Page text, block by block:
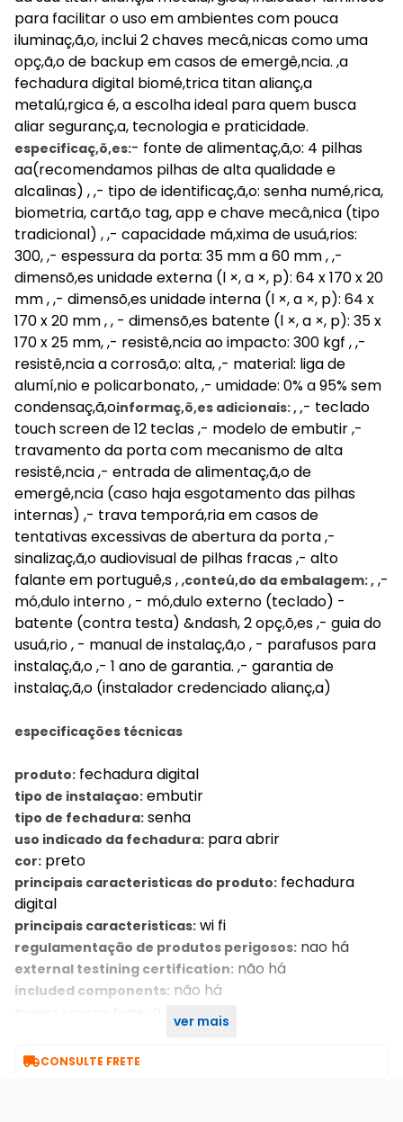
para facilitar o uso em ambientes com pouca
iluminaç,ã,o, inclui 2 chaves mecâ,nicas como uma
opç,ã,o de backup em casos de emergê,ncia. ,a
fechadura digital biomé,trica titan alianç,a
metalú,rgica é, a escolha ideal para quem busca
aliar seguranç,a, tecnologia e praticidade.
especificaç,õ,es:- fonte de alimentaç,ã,o: 4 pilhas
aa(recomendamos pilhas de alta qualidade e
alcalinas) , ,- tipo de identificaç,ã,o: senha numé,rica,
biometria, cartã,o tag, app e chave mecâ,nica (tipo
tradicional) , ,- capacidade má,xima de usuá,rios:
300, ,- espessura da porta: 35 mm a 60 mm , ,-
dimensõ,es unidade externa (l ×, a ×, p): 64 x 170 x 20
mm , ,- dimensõ,es unidade interna (l ×, a ×, p): 64 x
170 x 20 mm , , - dimensõ,es batente (l ×, a ×, p): 35 x
170 x 25 mm, ,- resistê,ncia ao impacto: 300 kgf , ,-
resistê,ncia a corrosã,o: alta, ,- material: liga de
alumí,nio e policarbonato, ,- umidade: 0% a 95% sem
condensaç,ã,oinformaç,õ,es adicionais: , ,- teclado
touch screen de 12 teclas ,- modelo de embutir ,-
travamento da porta com mecanismo de alta
resistê,ncia ,- entrada de alimentaç,ã,o de
emergê,ncia (caso haja esgotamento das pilhas
internas) ,- trava temporá,ria em casos de
tentativas excessivas de abertura da porta ,-
sinalizaç,ã,o audiovisual de pilhas fracas ,- alto
falante em portuguê,s , ,conteú,do da embalagem: , ,-
mó,dulo interno , - mó,dulo externo (teclado) -
batente (contra testa) &ndash, 2 opç,õ,es ,- guia do
usuá,rio , - manual de instalaç,ã,o , - parafusos para
instalaç,ã,o ,- 1 ano de garantia. ,- garantia de
instalaç,ã,o (instalador credenciado alianç,a)
especificações técnicas
produto: fechadura digital
tipo de instalaçao: embutir
tipo de fechadura: senha
uso indicado da fechadura: para abrir
cor: preto
principais caracteristicas do produto: fechadura
digital
principais caracteristicas: wi fi
regulamentação de produtos perigosos: nao há
external testining certification: não há
included components: não há
ver mais
CONSULTE FRETE